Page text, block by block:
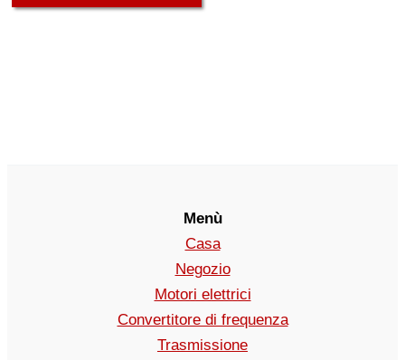
Menù
Casa
Negozio
Motori elettrici
Convertitore di frequenza
Trasmissione